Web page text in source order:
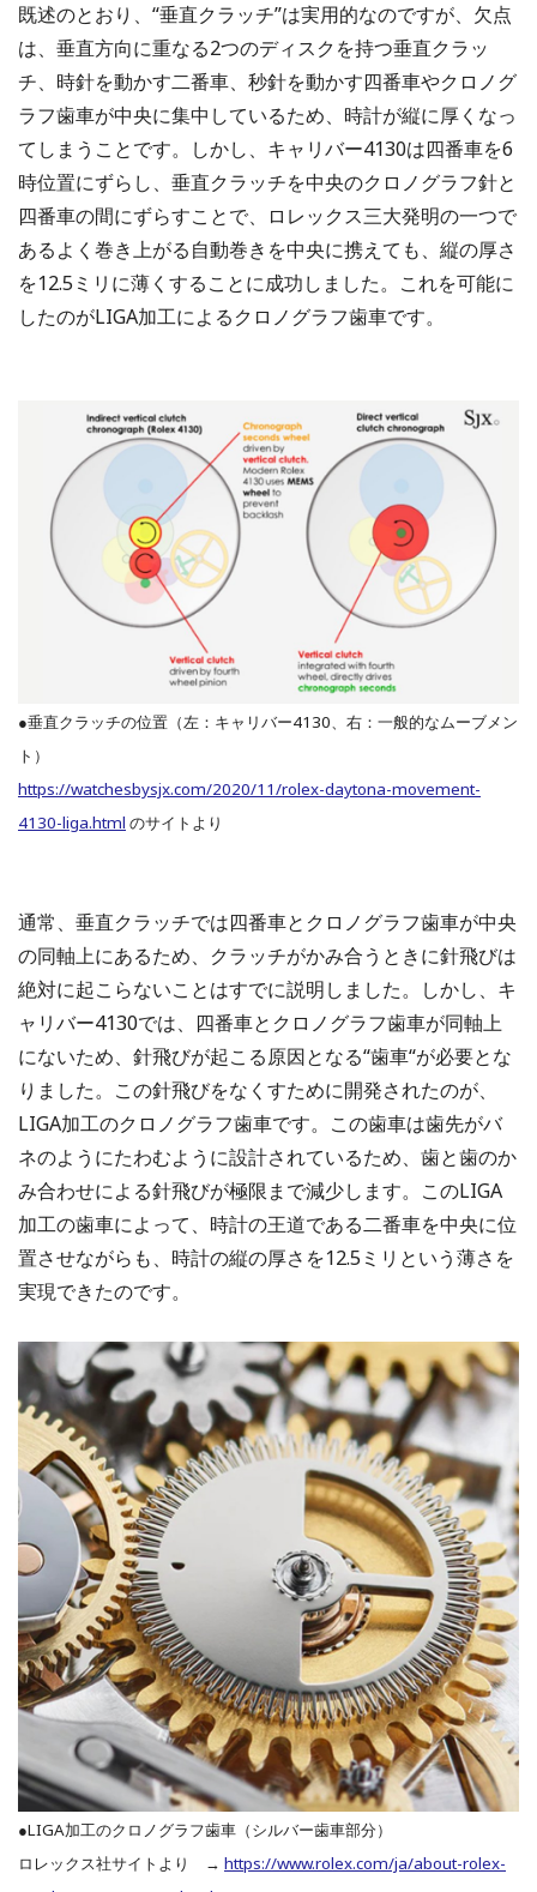
既述のとおり、“垂直クラッチ”は実用的なのですが、欠点
は、垂直方向に重なる2つのディスクを持つ垂直クラッ
チ、時針を動かす二番車、秒針を動かす四番車やクロノグ
ラフ歯車が中央に集中しているため、時計が縦に厚くなっ
てしまうことです。しかし、キャリバー4130は四番車を6
時位置にずらし、垂直クラッチを中央のクロノグラフ針と
四番車の間にずらすことで、ロレックス三大発明の一つで
あるよく巻き上がる自動巻きを中央に携えても、縦の厚さ
を12.5ミリに薄くすることに成功しました。これを可能に
したのがLIGA加工によるクロノグラフ歯車です。
●垂直クラッチの位置（左：キャリバー4130、右：一般的なムーブメン
ト）
https://watchesbysjx.com/2020/11/rolex-daytona-movement-
4130-liga.html のサイトより
通常、垂直クラッチでは四番車とクロノグラフ歯車が中央
の同軸上にあるため、クラッチがかみ合うときに針飛びは
絶対に起こらないことはすでに説明しました。しかし、キ
ャリバー4130では、四番車とクロノグラフ歯車が同軸上
にないため、針飛びが起こる原因となる“歯車“が必要とな
りました。この針飛びをなくすために開発されたのが、
LIGA加工のクロノグラフ歯車です。この歯車は歯先がバ
ネのようにたわむように設計されているため、歯と歯のか
み合わせによる針飛びが極限まで減少します。このLIGA
加工の歯車によって、時計の王道である二番車を中央に位
置させながらも、時計の縦の厚さを12.5ミリという薄さを
実現できたのです。
●LIGA加工のクロノグラフ歯車（シルバー歯車部分）
ロレックス社サイトより → https://www.rolex.com/ja/about-rolex-